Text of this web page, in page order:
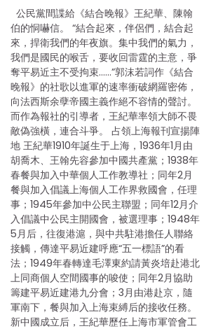
公民黨間諜給《結合晚報》王紀華、陳翰
伯的恫嚇信。 “結合起來，伴侶們，結合起
來，捍衛我們的年夜旗。集中我們的氣力，
我們是國民的喉舌，要收回雷霆的主意，爭
奪平易近主不受拘束……”郭沫若詞作《結合
晚報》的社歌以進軍的速率衝破網羅密佈，
向法西斯余孽帝國主義作絕不容情的聲討。
而作為報社的引導者，王紀華率領大師不畏
敵偽強橫，連合斗爭。 占領上海報刊宣揚陣
地 王紀華1910年誕生于上海，1936年1月由
胡喬木、王翰先容參加中國共產黨；1938年
春餐與加入中華個人工作教導社；同年2月
餐與加入倡議上海個人工作界救國會，任理
事；1945年參加中公民主聯盟；同年12月介
入倡議中公民主開國會，被選理事；1948年
5月后，往復港滬，與中共駐港擔任人聯絡
接觸，傳達平易近建呼應“五一標語”的看
法；1949年春轉達毛澤東約請黃炎培赴港北
上同商個人空間國事的唆使；同年2月協助
籌建平易近建港九分會；3月由港赴京，隨
軍南下，餐與加入上海束縛后的接收任務。
新中國成立后，王紀華歷任上海市軍管會工